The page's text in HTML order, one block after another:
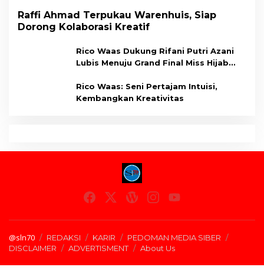
Raffi Ahmad Terpukau Warenhuis, Siap
Dorong Kolaborasi Kreatif
Rico Waas Dukung Rifani Putri Azani
Lubis Menuju Grand Final Miss Hijab
Rico Waas: Seni Pertajam Intuisi,
Kembangkan Kreativitas
@sln70 REDAKSI KARIR
PEDOMAN MEDIA SIBER
DISCLAIMER
ADVERTISMENT About Us